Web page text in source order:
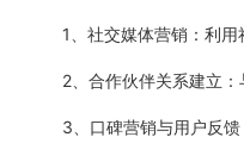
1、社交媒体营销：利
2、合作伙伴关系建立
3、口碑营销与用户反